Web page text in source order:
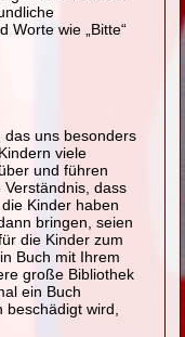
Worte wie „Bitte“
das uns besonders
viele
und führen
dass
Kinder haben
bringen, seien
die Kinder zum
Buch mit Ihrem
große Bibliothek
ein Buch
wird,